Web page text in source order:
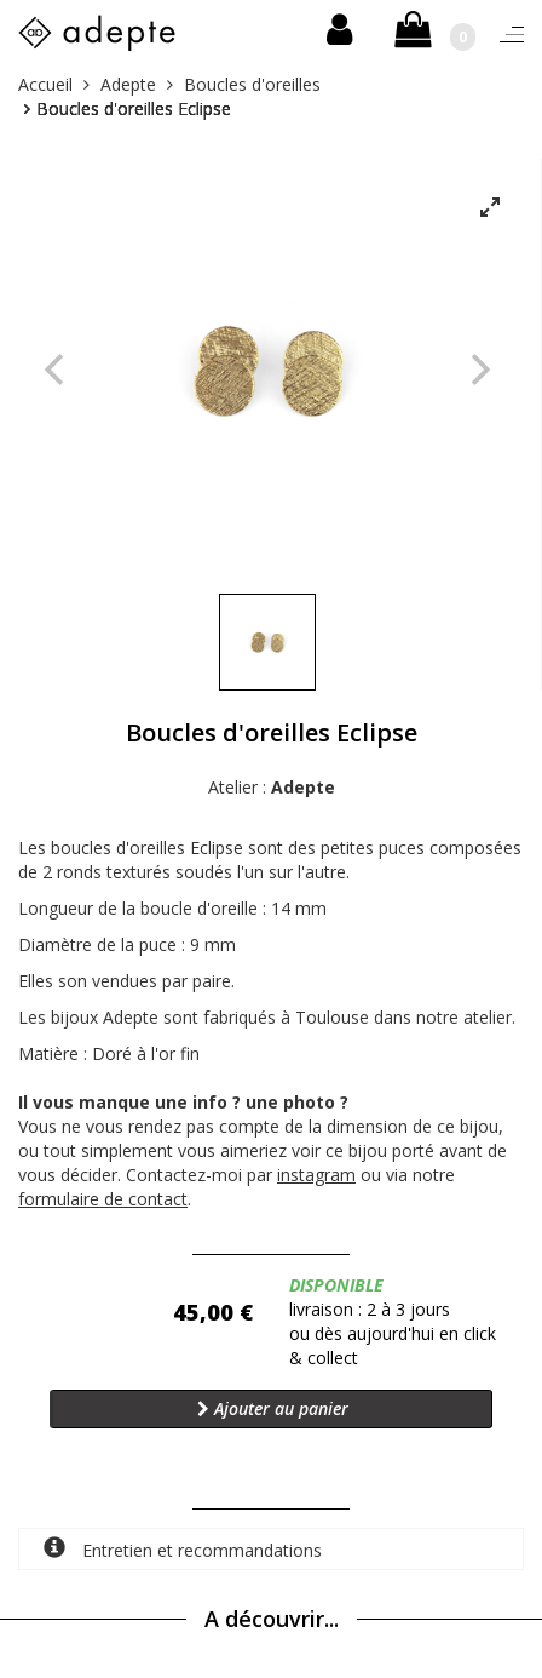
Skip
0
Vous
êtes
Accueil Adepte
Boucles d'oreilles
Boucles d'oreilles Eclipse
Boucles d'oreilles Eclipse
Atelier : Adepte
Les boucles d'oreilles Eclipse sont des petites puces composées
de 2 ronds texturés soudés l'un sur l'autre.
Longueur de la boucle d'oreille : 14 mm
Diamètre de la puce : 9 mm
Elles son vendues par paire.
Les bijoux Adepte sont fabriqués à Toulouse dans notre atelier.
Matière : Doré à l'or fin
Il vous manque une info ? une photo ?
Vous ne vous rendez pas compte de la dimension de ce bijou,
ou tout simplement vous aimeriez voir ce bijou porté avant de
vous décider. Contactez-moi par instagram ou via notre
formulaire de contact.
45,00 €
Disponibilité:
DISPONIBLE
livraison : 2 à 3 jours
ou dès aujourd'hui en click
& collect
Ajouter au panier
Entretien et recommandations
A découvrir...